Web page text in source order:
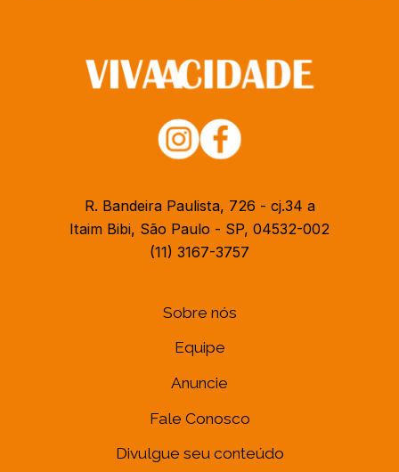
R. Bandeira Paulista, 726 - cj.34 a
Itaim Bibi, São Paulo - SP, 04532-002
(11) 3167-3757
Sobre nós
Equipe
Anuncie
Fale Conosco
Divulgue seu conteúdo